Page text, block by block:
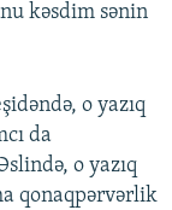
kəsdim sənin
o yazıq
da
o yazıq
qonaqpərvərlik